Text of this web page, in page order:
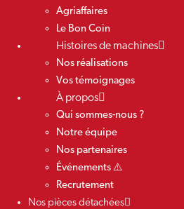
Agriaffaires
Le Bon Coin
Histoires de machines
Nos réalisations
Vos témoignages
À propos
Qui sommes-nous ?
Notre équipe
Nos partenaires
Événements ⚠️
Recrutement
Nos pièces détachées